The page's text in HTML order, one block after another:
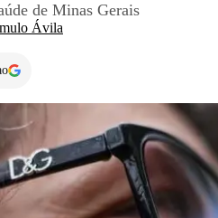
de Minas Gerais
Ávila